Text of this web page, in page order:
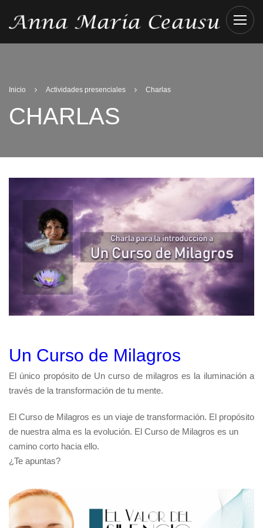
Inicio Actividades presenciales Charlas
CHARLAS
Un Curso de Milagros
El único propósito de Un curso de milagros es la iluminación a
través de la transformación de tu mente.
El Curso de Milagros es un viaje de transformación. El propósito
de nuestra alma es la evolución. El Curso de Milagros es un
camino corto hacia ello.
¿Te apuntas?